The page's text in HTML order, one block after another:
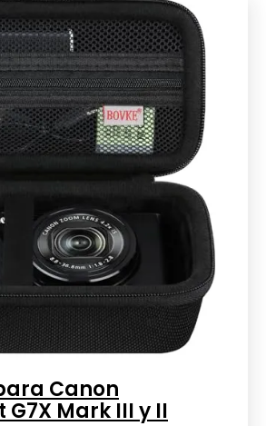
Canon
G7X Mark III y II